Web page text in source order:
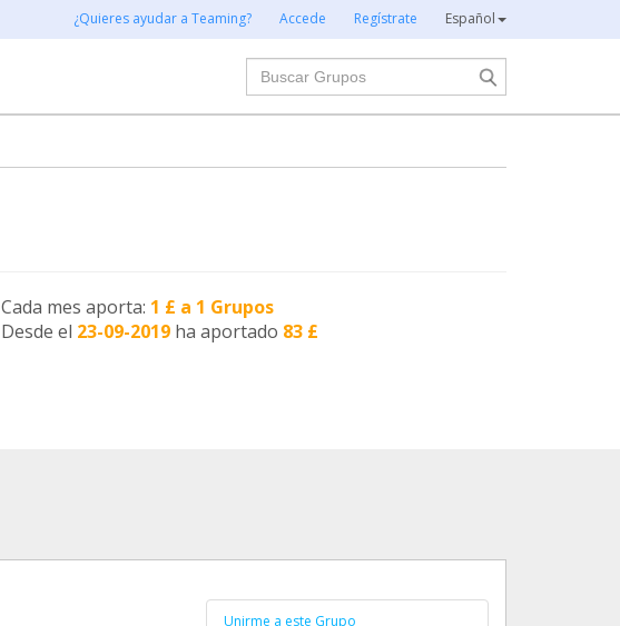
¿Quieres ayudar a Teaming? Accede Regístrate Español
Buscar
Cada mes aporta: 1 £ a 1 Grupos
Desde el 23-09-2019 ha aportado 83 £
Unirme a este Grupo